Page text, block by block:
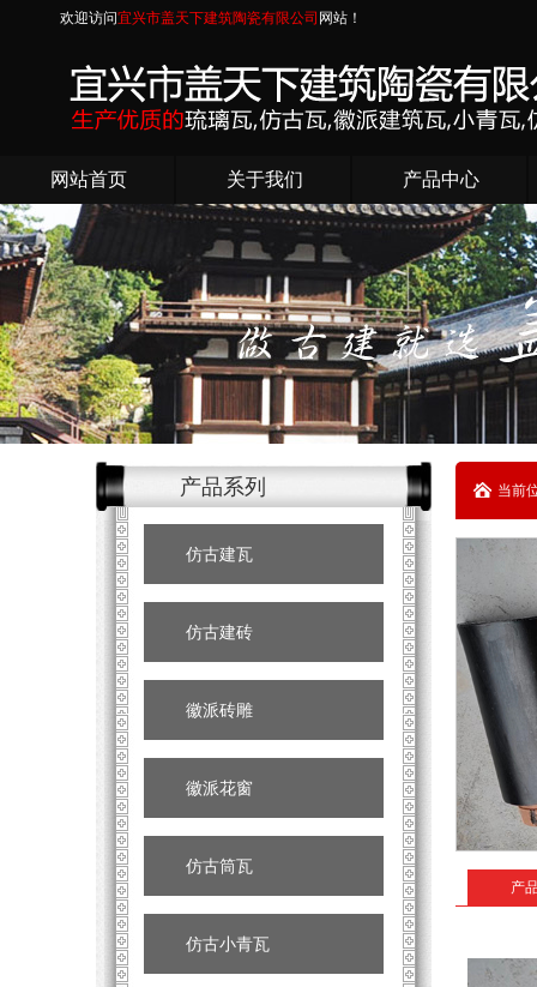
欢迎访问宜兴市盖天下建筑陶瓷有限公司 网站！
网站首页 关于我们 产品中心
产品系列
仿古建瓦
仿古建砖
徽派砖雕
徽派花窗
仿古筒瓦
仿古小青瓦
当前
产